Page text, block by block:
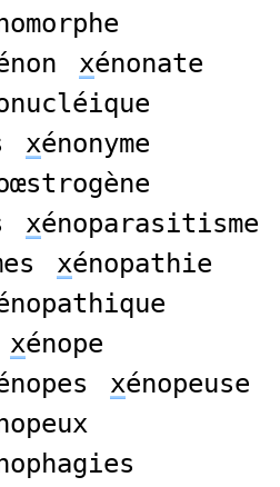
xénonate
xénonyme
xénoparasitisme
xénopathie
xénope
xénopeuse